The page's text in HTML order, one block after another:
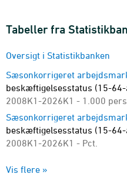
Tabeller fra
Oversigt i Statistikbanken
Sæsonkorrigeret
beskæftigelsesstatus (15-64-
2008K1-2026K1 - 1.000
Sæsonkorrigeret
beskæftigelsesstatus (15-64-
2008K1-2026K1 - Pct.
beskæftigelsesstatus, alder
Vis flere »